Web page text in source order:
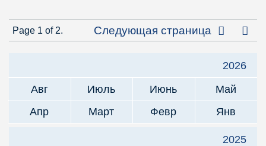
Page 1 of 2. Следующая страница
2026
Авг
Июль Июнь
Май
Апр
Март Февр Янв
2025